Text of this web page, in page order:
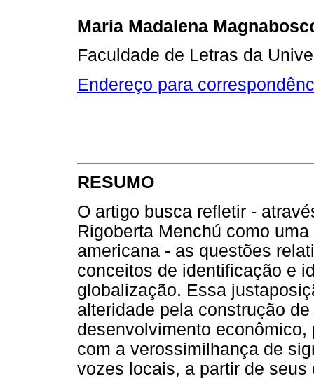
Maria Madalena
Faculdade de Letras da
Endereço para
RESUMO
O artigo busca refletir -
Rigoberta Menchú como
americana - as questões
conceitos de identificação e
globalização. Essa
alteridade pela construção
desenvolvimento
com a verossimilhança de
vozes locais, a partir de